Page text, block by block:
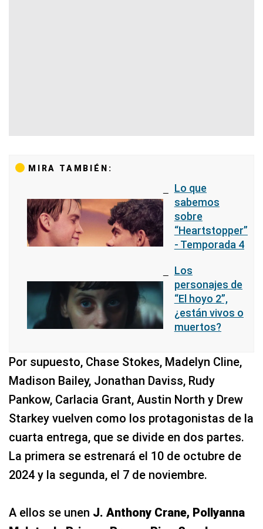
MIRA TAMBIÉN:
Lo que
sabemos
sobre
“Heartstopper”
- Temporada 4
Los
personajes de
“El hoyo 2”,
¿están vivos o
muertos?
Por supuesto, Chase Stokes, Madelyn Cline,
Madison Bailey, Jonathan Daviss, Rudy
Pankow, Carlacia Grant, Austin North y Drew
Starkey vuelven como los protagonistas de la
cuarta entrega, que se divide en dos partes.
La primera se estrenará el 10 de octubre de
2024 y la segunda, el 7 de noviembre.
A ellos se unen J. Anthony Crane, Pollyanna